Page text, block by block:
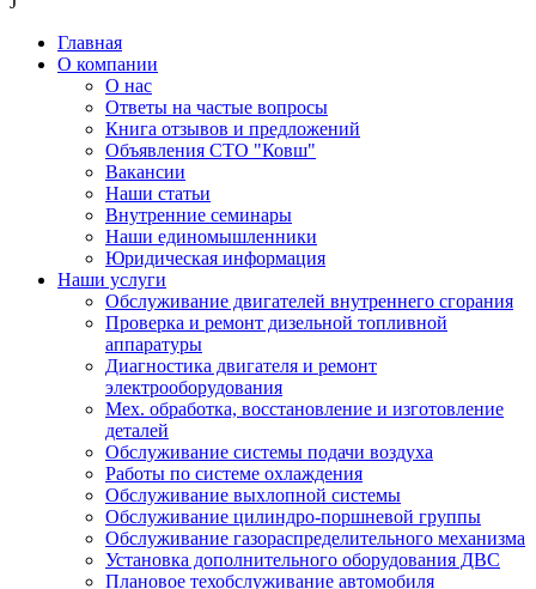
Главная
О компании
О нас
Ответы на частые вопросы
Книга отзывов и предложений
Объявления СТО "Ковш"
Вакансии
Наши статьи
Внутренние семинары
Наши единомышленники
Юридическая информация
Наши услуги
Обслуживание двигателей внутреннего сгорания
Проверка и ремонт дизельной топливной
аппаратуры
Диагностика двигателя и ремонт
электрооборудования
Мех. обработка, восстановление и изготовление
деталей
Обслуживание системы подачи воздуха
Работы по системе охлаждения
Обслуживание выхлопной системы
Обслуживание цилиндро-поршневой группы
Обслуживание газораспределительного механизма
Установка дополнительного оборудования ДВС
Плановое техобслуживание автомобиля